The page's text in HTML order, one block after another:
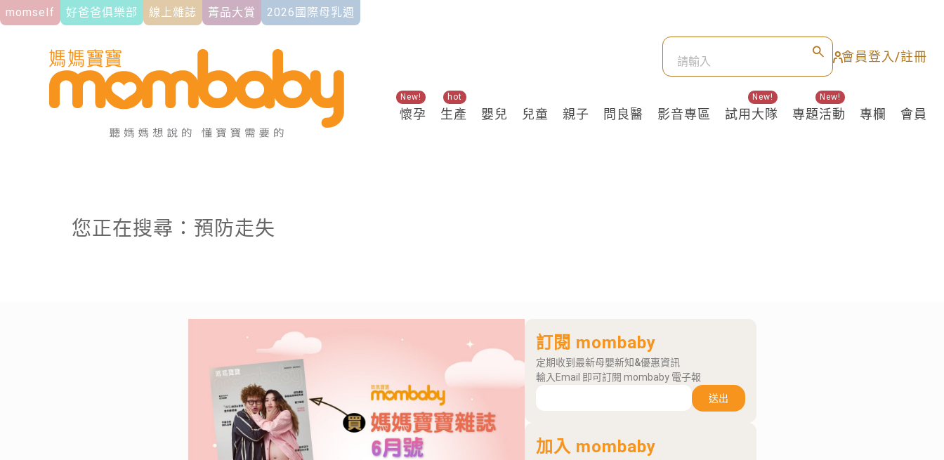
momself 好爸爸俱樂部 線上雜誌 菁品大賞 2026國際母乳週
會員登入/註冊
懷孕
New!
生產
hot
嬰兒 兒童 親子 問良醫 影音專區 試用大隊
New!
專題活動
New!
專欄 會員
關鍵熱搜
您正在搜尋：預防走失
訂閱 mombaby
定期收到最新母嬰新知&優惠資訊
輸入Email 即可訂閱 mombaby 電子報
送出
加入 mombaby